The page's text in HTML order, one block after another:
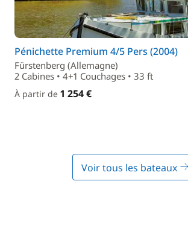
Pénichette Premium 4/5 Pers (2004)
Fürstenberg (Allemagne)
2 Cabines • 4+1 Couchages • 33 ft
À partir de 1 254 €
Voir tous les bateaux